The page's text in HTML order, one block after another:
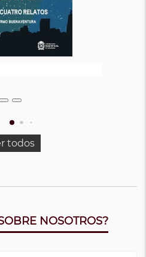
todos
NOSOTROS?